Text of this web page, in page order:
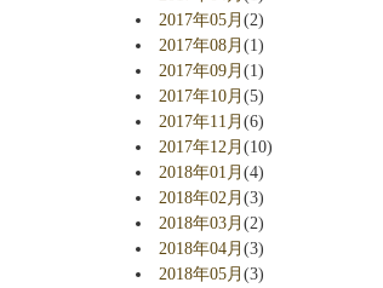
2017年05月(2)
2017年08月(1)
2017年09月(1)
2017年10月(5)
2017年11月(6)
2017年12月(10)
2018年01月(4)
2018年02月(3)
2018年03月(2)
2018年04月(3)
2018年05月(3)